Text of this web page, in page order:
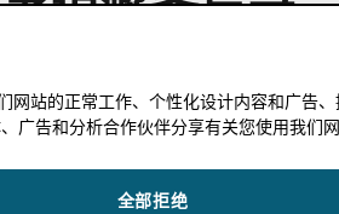
承诺两个组织协调努力，鼓励采用
代码的协作平台，供世界各地的程
网站的正常工作、个性化设计内容和广告
广告和分析合作伙伴分享有关您使用我们网
全部拒绝